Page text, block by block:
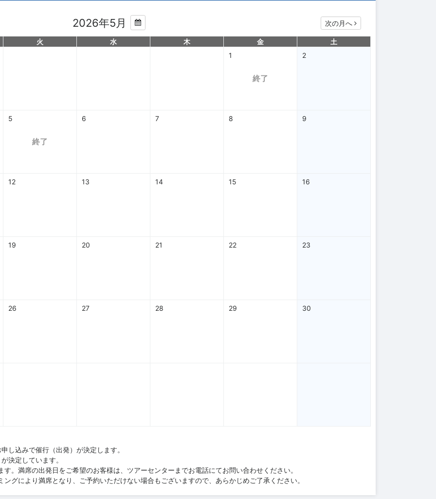
2026年5月 次の月へ
火 水 木 金
土
1
終了
2
5
終了
6 7 8 9
12 13 14 15 16
19 20 21 22 23
26 27 28 29 30
し込みで催行（出発）が決定します。
決定しています。
。満席の出発日をご希望のお客様は、ツアーセンターまでお電話にてお問い合わせください。
グにより満席となり、ご予約いただけない場合もございますので、あらかじめご了承ください。